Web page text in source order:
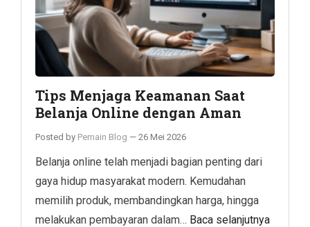
Tips Menjaga Keamanan Saat
Belanja Online dengan Aman
Posted by Pemain Blog — 26 Mei 2026
Belanja online telah menjadi bagian penting dari
gaya hidup masyarakat modern. Kemudahan
memilih produk, membandingkan harga, hingga
melakukan pembayaran dalam… Baca selanjutnya